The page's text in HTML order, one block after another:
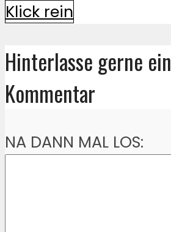
Klick rein
Hinterlasse gerne
Kommentar
NA DANN MAL LOS: